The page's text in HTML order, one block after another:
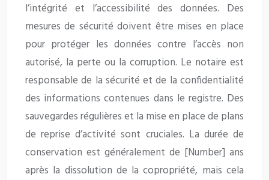
l’intégrité et l’accessibilité des données. Des
mesures de sécurité doivent être mises en place
pour protéger les données contre l’accès non
autorisé, la perte ou la corruption. Le notaire est
responsable de la sécurité et de la confidentialité
des informations contenues dans le registre. Des
sauvegardes régulières et la mise en place de plans
de reprise d’activité sont cruciales. La durée de
conservation est généralement de [Number] ans
après la dissolution de la copropriété, mais cela